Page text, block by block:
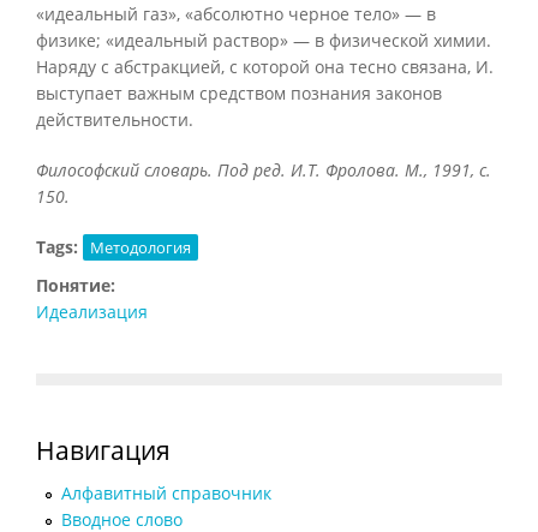
«идеальный газ», «абсолютно черное тело» — в
физике; «идеальный раствор» — в физической химии.
Наряду с абстракцией, с которой она тесно связана, И.
выступает важным средством познания законов
действительности.
Философский словарь. Под ред. И.Т. Фролова. М., 1991, с.
150.
Tags: Методология
Понятие:
Идеализация
Навигация
Алфавитный справочник
Вводное слово